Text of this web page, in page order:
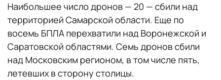
Наибольшее число дронов — 20 — сбили над
территорией Самарской области. Еще по
восемь БПЛА перехватили над Воронежской и
Саратовской областями. Семь дронов сбили
над Московским регионом, в том числе пять,
летевших в сторону столицы.